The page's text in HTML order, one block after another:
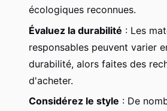
écologiques reconnues.
Évaluez la durabilité : Les
responsables peuvent varier
durabilité, alors faites des
d'acheter.
Considérez le style : De